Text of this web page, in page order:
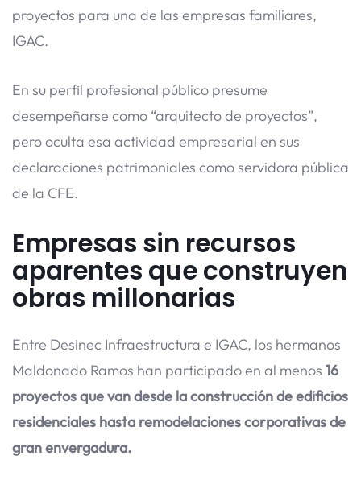
proyectos para una de las empresas familiares,
IGAC.
En su perfil profesional público presume
desempeñarse como “arquitecto de proyectos”,
pero oculta esa actividad empresarial en sus
declaraciones patrimoniales como servidora pública
de la CFE.
Empresas sin recursos
aparentes que construyen
obras millonarias
Entre Desinec Infraestructura e IGAC, los hermanos
Maldonado Ramos han participado en al menos 16
proyectos que vandesde la construcción de edificios
residenciales hasta remodelaciones corporativas de
gran envergadura.